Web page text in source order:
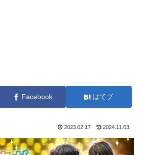
Facebook はてブ
2023.02.17 2024.11.03